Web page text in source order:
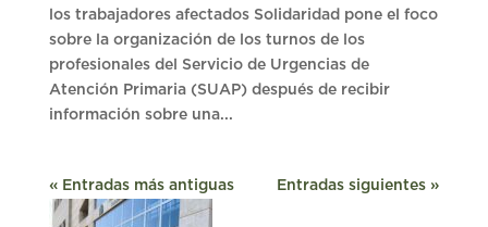
los trabajadores afectados Solidaridad pone el foco
sobre la organización de los turnos de los
profesionales del Servicio de Urgencias de
Atención Primaria (SUAP) después de recibir
información sobre una...
« Entradas más antiguas Entradas siguientes »